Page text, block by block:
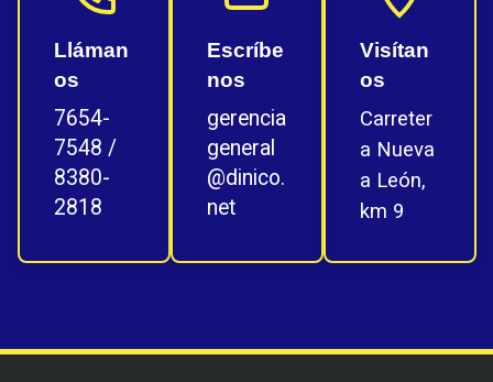
Lláman
os
7654-
7548 /
8380-
2818
Escríbe
nos
gerencia
general
@dinico.
net
Visítan
os
Carreter
a Nueva
a León,
km 9